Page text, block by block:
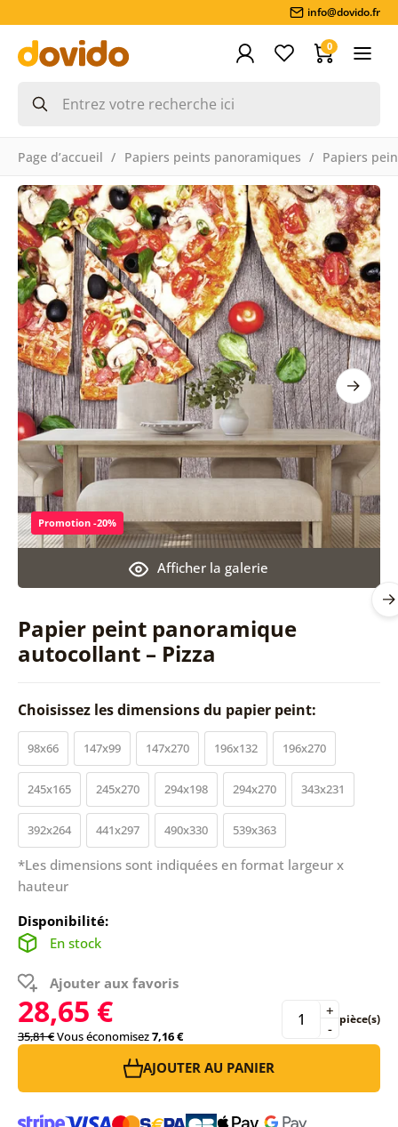
info@dovido.fr
0
Page d’accueil Papiers peints panoramiques Papiers
Papier peint panoramique
autocollant – Pizza
Afficher la galerie
Promotion -20%
Choisissez les dimensions du papier peint:
98x66 147x99 147x270 196x132 196x270
245x165 245x270 294x198 294x270 343x231
392x264 441x297 490x330 539x363
*Les dimensions sont indiquées en format largeur x
hauteur
Disponibilité:
En stock
Ajouter aux favoris
28,65 €
35,81 €Vous économisez7,16 € -
+ pièce(s)
AJOUTER AU PANIER